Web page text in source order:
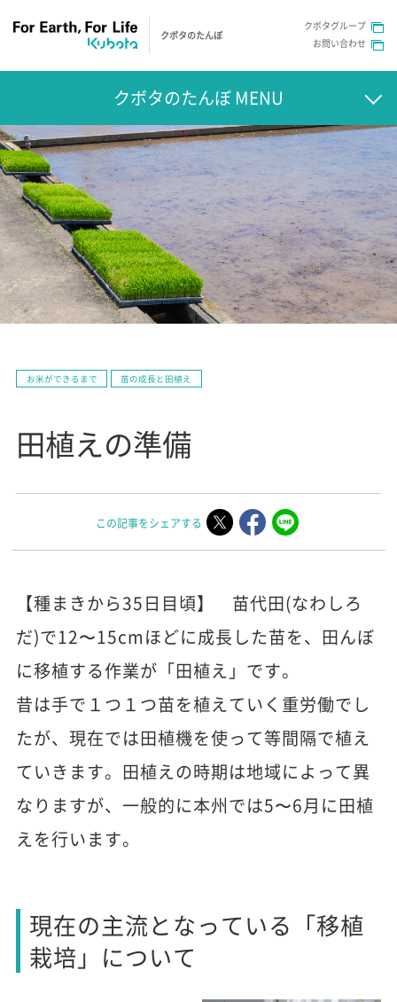
クボタのたんぼ
クボタグループ
お問い合わせ
クボタのたんぼ MENU
お米ができるまで 苗の成長と田植え
田植えの準備
この記事をシェアする
【種まきから35日目頃】 苗代田(なわしろ
だ)で12〜15cmほどに成長した苗を、田んぼ
に移植する作業が「田植え」です。
昔は手で１つ１つ苗を植えていく重労働でし
たが、現在では田植機を使って等間隔で植え
ていきます。田植えの時期は地域によって異
なりますが、一般的に本州では5〜6月に田植
えを行います。
現在の主流となっている「移植
栽培」について